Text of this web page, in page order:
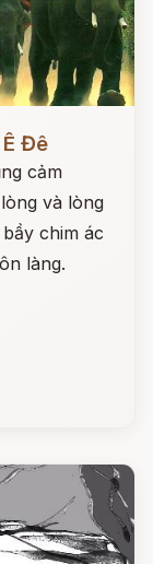
Đê
cảm
và lòng
chim ác
làng.